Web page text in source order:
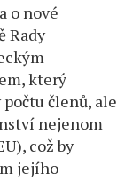
o nové
Rady
který
členů, ale
nejenom
což by
jejího